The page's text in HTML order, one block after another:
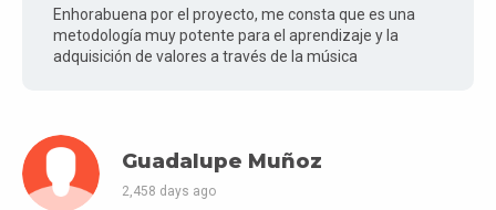
Enhorabuena por el proyecto, me consta que es una
metodología muy potente para el aprendizaje y la
adquisición de valores a través de la música
Guadalupe Muñoz
2,458 days ago